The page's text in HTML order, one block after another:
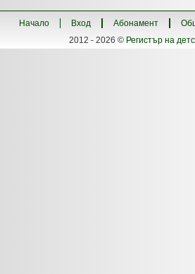
Начало Вход Абонамент
2012 - 2026 © Регистър на